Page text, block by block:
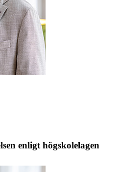
enligt högskolelagen